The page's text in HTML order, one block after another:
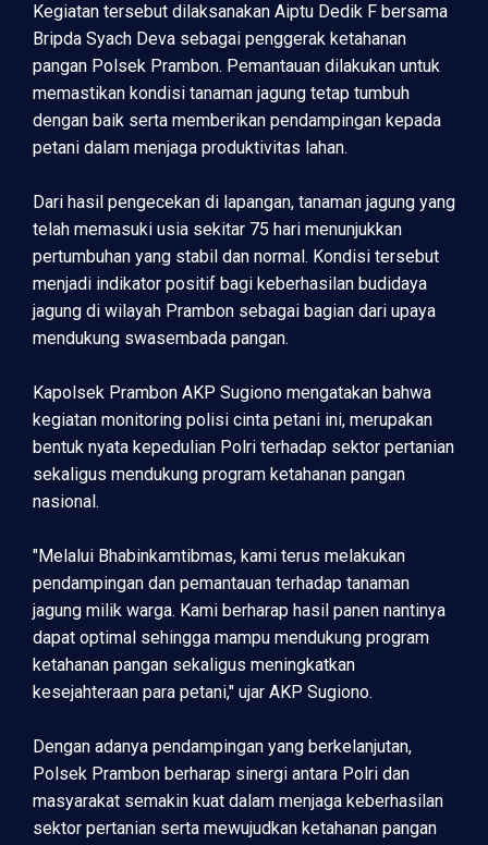
Kegiatan tersebut dilaksanakan Aiptu Dedik F bersama
Bripda Syach Deva sebagai penggerak ketahanan
pangan Polsek Prambon. Pemantauan dilakukan untuk
memastikan kondisi tanaman jagung tetap tumbuh
dengan baik serta memberikan pendampingan kepada
petani dalam menjaga produktivitas lahan.
Dari hasil pengecekan di lapangan, tanaman jagung yang
telah memasuki usia sekitar 75 hari menunjukkan
pertumbuhan yang stabil dan normal. Kondisi tersebut
menjadi indikator positif bagi keberhasilan budidaya
jagung di wilayah Prambon sebagai bagian dari upaya
mendukung swasembada pangan.
Kapolsek Prambon AKP Sugiono mengatakan bahwa
kegiatan monitoring polisi cinta petani ini, merupakan
bentuk nyata kepedulian Polri terhadap sektor pertanian
sekaligus mendukung program ketahanan pangan
nasional.
"Melalui Bhabinkamtibmas, kami terus melakukan
pendampingan dan pemantauan terhadap tanaman
jagung milik warga. Kami berharap hasil panen nantinya
dapat optimal sehingga mampu mendukung program
ketahanan pangan sekaligus meningkatkan
kesejahteraan para petani," ujar AKP Sugiono.
Dengan adanya pendampingan yang berkelanjutan,
Polsek Prambon berharap sinergi antara Polri dan
masyarakat semakin kuat dalam menjaga keberhasilan
sektor pertanian serta mewujudkan ketahanan pangan